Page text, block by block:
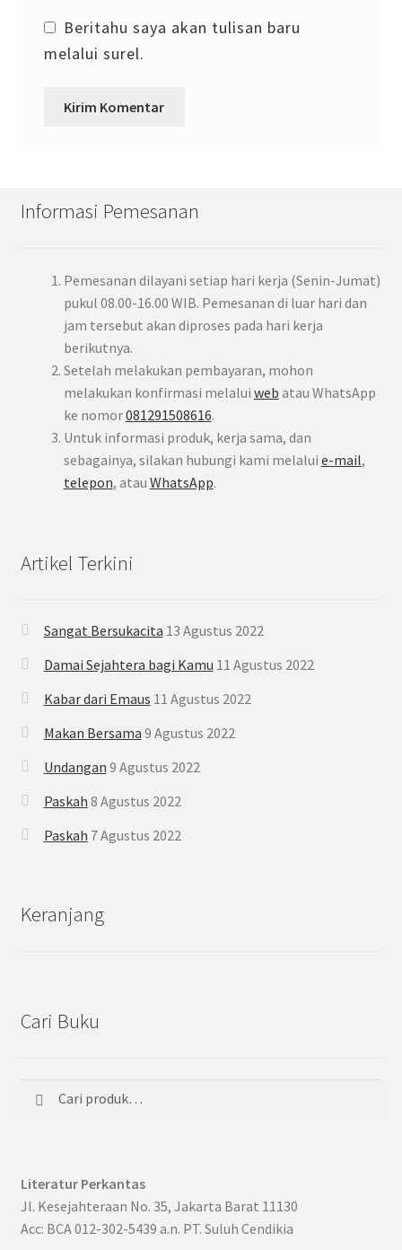
Beritahu saya akan tulisan baru
melalui surel.
Informasi Pemesanan
Pemesanan dilayani setiap hari kerja (Senin-Jumat)
pukul 08.00-16.00 WIB. Pemesanan di luar hari dan
jam tersebut akan diproses pada hari kerja
berikutnya.
Setelah melakukan pembayaran, mohon
melakukan konfirmasi melalui web atau WhatsApp
ke nomor081291508616.
Untuk informasi produk, kerja sama, dan
sebagainya, silakan hubungi kami melalui e-mail,
telepon, atau WhatsApp.
Artikel Terkini
Sangat Bersukacita 13 Agustus 2022
Damai Sejahtera bagi Kamu 11 Agustus 2022
Kabar dari Emaus 11 Agustus 2022
Makan Bersama 9 Agustus 2022
Undangan 9 Agustus 2022
Paskah 8 Agustus 2022
Paskah 7 Agustus 2022
Keranjang
Cari Buku
Pencarian
Literatur Perkantas
Jl. Kesejahteraan No. 35, Jakarta Barat 11130
Acc: BCA 012-302-5439 a.n. PT. Suluh Cendikia